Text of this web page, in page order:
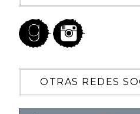
OTRAS REDES